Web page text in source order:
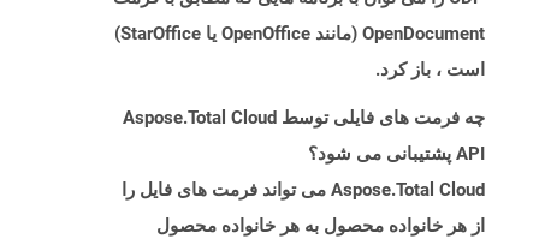
OpenDocument (مانند OpenOffice یا StarOffice)
است ، باز کرد.
چه فرمت های فایلی توسط Aspose.Total Cloud
API پشتیبانی می شود؟
Aspose.Total Cloud می تواند فرمت های فایل را
از هر خانواده محصول به هر خانواده محصول